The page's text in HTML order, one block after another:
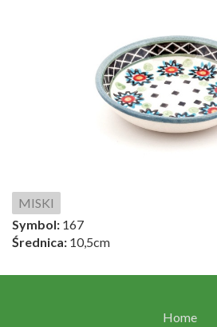
MISKI
Symbol: 167
Średnica: 10,5cm
Home